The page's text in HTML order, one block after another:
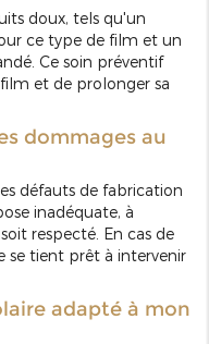
doux, tels qu'un
ce type de film et un
Ce soin préventif
et de prolonger sa
dommages au
défauts de fabrication
inadéquate, à
respecté. En cas de
se tient prêt à intervenir
adapté à mon